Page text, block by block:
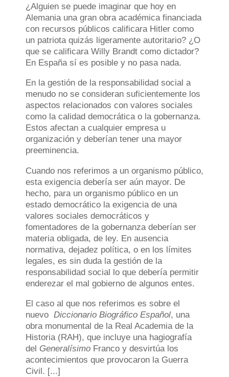
¿Alguien se puede imaginar que hoy en
Alemania una gran obra académica financiada
con recursos públicos calificara Hitler como
un patriota quizás ligeramente autoritario? ¿O
que se calificara Willy Brandt como dictador?
En España sí es posible y no pasa nada.
En la gestión de la responsabilidad social a
menudo no se consideran suficientemente los
aspectos relacionados con valores sociales
como la calidad democrática o la gobernanza.
Estos afectan a cualquier empresa u
organización y deberían tener una mayor
preeminencia.
Cuando nos referimos a un organismo público,
esta exigencia debería ser aún mayor. De
hecho, para un organismo público en un
estado democrático la exigencia de una
valores sociales democráticos y
fomentadores de la gobernanza deberían ser
materia obligada, de ley. En ausencia
normativa, dejadez política, o en los límites
legales, es sin duda la gestión de la
responsabilidad social lo que debería permitir
enderezar el mal gobierno de algunos entes.
El caso al que nos referimos es sobre el
nuevo Diccionario Biográfico Español, una
obra monumental de la Real Academia de la
Historia (RAH), que incluye una hagiografía
del Generalísimo Franco y desvirtúa los
acontecimientos que provocaron la Guerra
Civil. [...]